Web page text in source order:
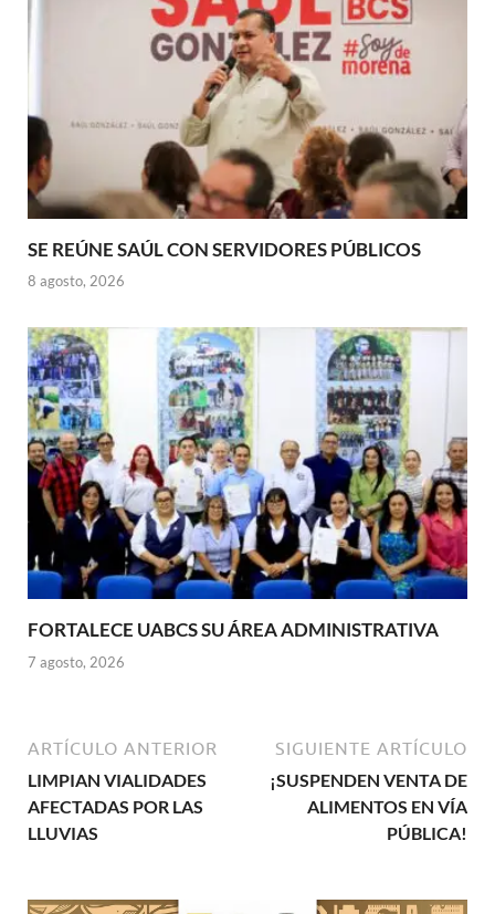
SE REÚNE SAÚL CON SERVIDORES PÚBLICOS
8 agosto, 2026
FORTALECE UABCS SU ÁREA ADMINISTRATIVA
7 agosto, 2026
ARTÍCULO ANTERIOR
LIMPIAN VIALIDADES
AFECTADAS POR LAS
LLUVIAS
SIGUIENTE ARTÍCULO
¡SUSPENDEN VENTA DE
ALIMENTOS EN VÍA
PÚBLICA!